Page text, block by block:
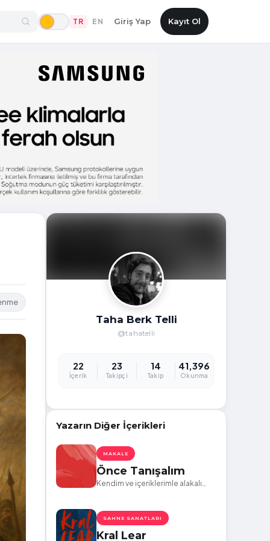
TR EN Giriş Yap Kayıt Ol
Taha Berk Telli
@tahatelli
22
İçerik
23
Takipçi
14
Takip
41,396
Okunma
Yazarın Diğer İçerikleri
MAKALE
Önce Tanışalım
Kendim ve içeriklerimle alakalı
SAHNE SANATLARI
Kral Lear